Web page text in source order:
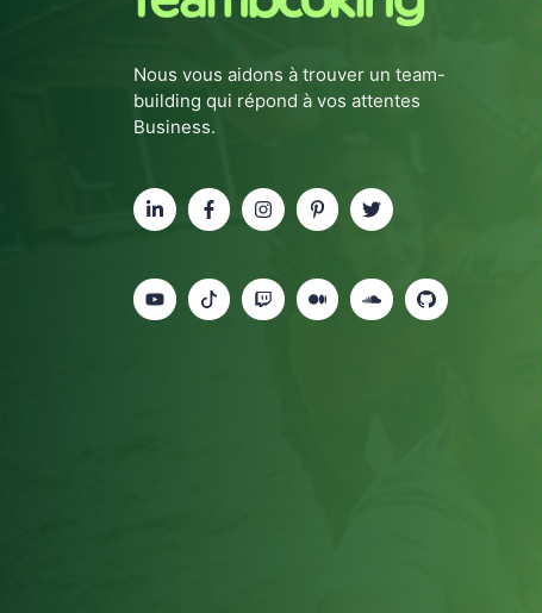
Nous vous aidons à trouver un team-
building qui répond à vos attentes
Business.